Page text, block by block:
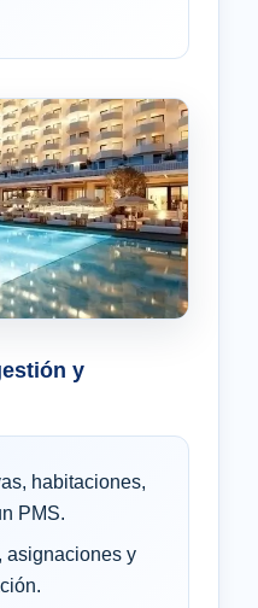
y
habitaciones,
PMS.
asignaciones y